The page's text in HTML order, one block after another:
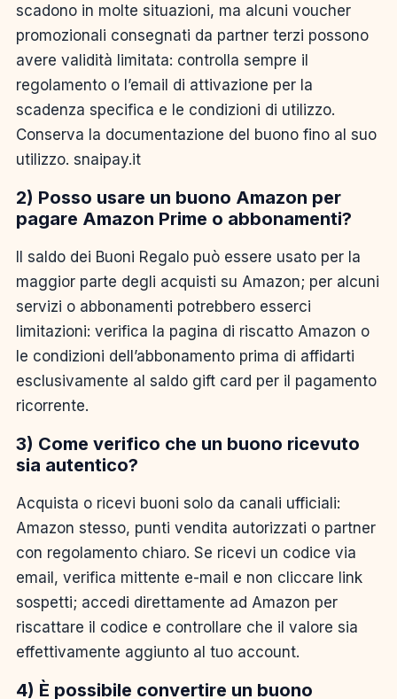
scadono in molte situazioni, ma alcuni voucher
promozionali consegnati da partner terzi possono
avere validità limitata: controlla sempre il
regolamento o l’email di attivazione per la
scadenza specifica e le condizioni di utilizzo.
Conserva la documentazione del buono fino al suo
utilizzo. snaipay.it
2) Posso usare un buono Amazon per
pagare Amazon Prime o abbonamenti?
Il saldo dei Buoni Regalo può essere usato per la
maggior parte degli acquisti su Amazon; per alcuni
servizi o abbonamenti potrebbero esserci
limitazioni: verifica la pagina di riscatto Amazon o
le condizioni dell’abbonamento prima di affidarti
esclusivamente al saldo gift card per il pagamento
ricorrente.
3) Come verifico che un buono ricevuto
sia autentico?
Acquista o ricevi buoni solo da canali ufficiali:
Amazon stesso, punti vendita autorizzati o partner
con regolamento chiaro. Se ricevi un codice via
email, verifica mittente e-mail e non cliccare link
sospetti; accedi direttamente ad Amazon per
riscattare il codice e controllare che il valore sia
effettivamente aggiunto al tuo account.
4) È possibile convertire un buono